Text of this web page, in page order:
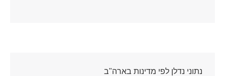
נתוני נדלן לפי מדינות בארה"ב